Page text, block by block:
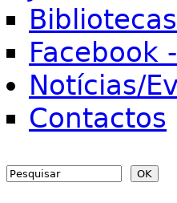
Facebook
Notícias/
Contactos
Search form